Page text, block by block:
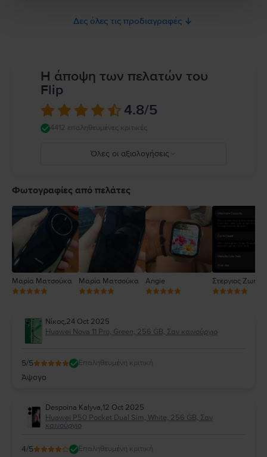
Δες όλες τις προδιαγραφές
Η άποψη των πελατών του
Flip
4.8/5
4412 επαληθευμένες κριτικές
Όλες οι αξιολογήσεις
4
Φωτογραφίες από πελάτες
Μαρία Ματσούκα Μαρία Ματσούκα Angie Στεργιος
Νίκος,24 Oct 2025
Huawei Nova 11 Pro, Green, 256 GB, Σαν καινούργιο
5/5 Επαληθευμένη κριτική
Άψογο
Despoina Kalyva,12 Oct 2025
Huawei P50 Pocket Dual Sim, White, 256 GB, Σαν
καινούργιο
4/5 Επαληθευμένη κριτική